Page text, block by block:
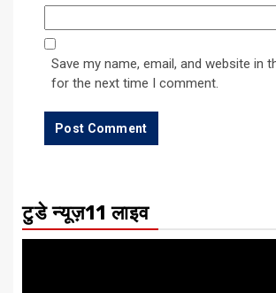
Save my name, email, and website in
for the next time I comment.
टुडे न्यूज़11 लाइव